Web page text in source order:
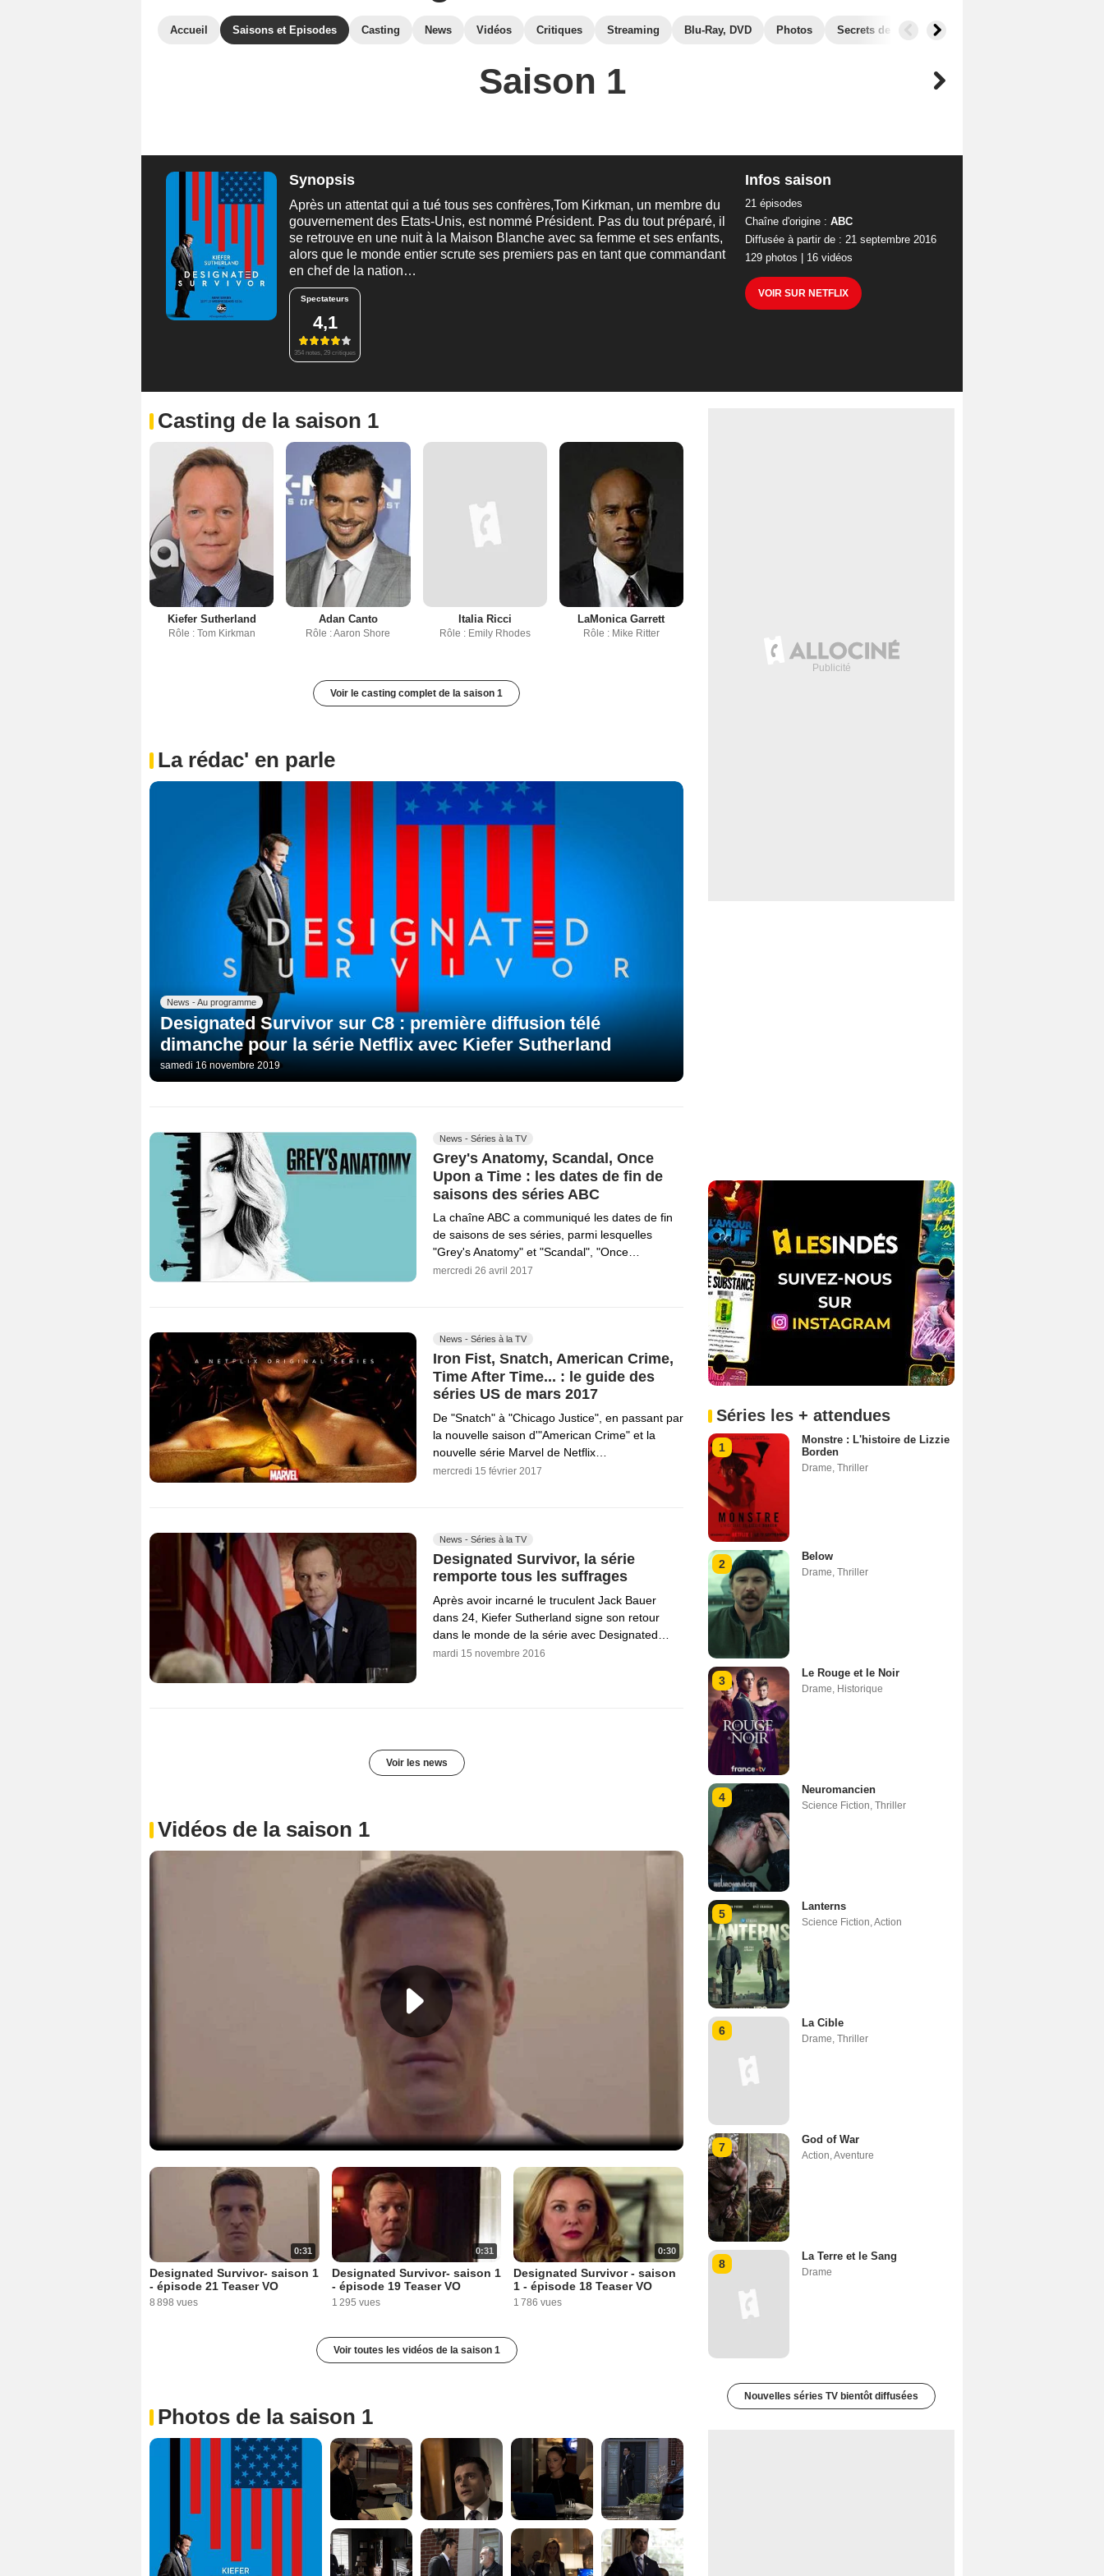
Accueil Saisons et Episodes Casting News Vidéos Critiques Streaming Blu-Ray, DVD Photos Secrets de tournage
Saison 1
Synopsis
Après un attentat qui a tué tous ses confrères,Tom Kirkman, un membre du
gouvernement des Etats-Unis, est nommé Président. Pas du tout préparé, il
se retrouve en une nuit à la Maison Blanche avec sa femme et ses enfants,
alors que le monde entier scrute ses premiers pas en tant que commandant
en chef de la nation…
Spectateurs
4,1
354 notes, 29 critiques
Infos saison
21 épisodes
Chaîne d'origine : ABC
Diffusée à partir de : 21 septembre 2016
129 photos
16 vidéos
VOIR SUR NETFLIX
Casting de la saison 1
Kiefer Sutherland
Rôle : Tom Kirkman
Adan Canto
Rôle : Aaron Shore
Italia Ricci
Rôle : Emily Rhodes
LaMonica Garrett
Rôle : Mike Ritter
Voir le casting complet de la saison 1
La rédac' en parle
News - Au programme
Designated Survivor sur C8 : première diffusion télé
dimanche pour la série Netflix avec Kiefer Sutherland
samedi 16 novembre 2019
News - Séries à la TV
Grey's Anatomy, Scandal, Once
Upon a Time : les dates de fin de
saisons des séries ABC
La chaîne ABC a communiqué les dates de fin
de saisons de ses séries, parmi lesquelles
"Grey's Anatomy" et "Scandal", "Once…
mercredi 26 avril 2017
News - Séries à la TV
Iron Fist, Snatch, American Crime,
Time After Time... : le guide des
séries US de mars 2017
De "Snatch" à "Chicago Justice", en passant par
la nouvelle saison d'"American Crime" et la
nouvelle série Marvel de Netflix…
mercredi 15 février 2017
News - Séries à la TV
Designated Survivor, la série
remporte tous les suffrages
Après avoir incarné le truculent Jack Bauer
dans 24, Kiefer Sutherland signe son retour
dans le monde de la série avec Designated…
mardi 15 novembre 2016
Voir les news
Vidéos de la saison 1
0:31
Designated Survivor- saison 1
- épisode 21 Teaser VO
8 898 vues
0:31
Designated Survivor- saison 1
- épisode 19 Teaser VO
1 295 vues
0:30
Designated Survivor - saison
1 - épisode 18 Teaser VO
1 786 vues
Voir toutes les vidéos de la saison 1
Photos de la saison 1
Séries les + attendues
1
Monstre : L'histoire de Lizzie
Borden
Drame Thriller
2
Below
Drame Thriller
3
Le Rouge et le Noir
Drame Historique
4
Neuromancien
Science Fiction Thriller
5
Lanterns
Science Fiction Action
6
La Cible
Drame Thriller
7
God of War
Action Aventure
8
La Terre et le Sang
Drame
Nouvelles séries TV bientôt diffusées